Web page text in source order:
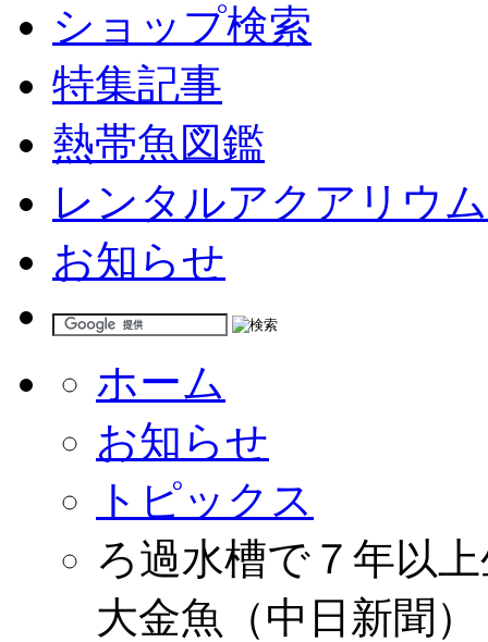
ショップ検索
特集記事
熱帯魚図鑑
レンタルアクアリウム
お知らせ
ホーム
お知らせ
トピックス
ろ過水槽で７年以
大金魚（中日新聞）